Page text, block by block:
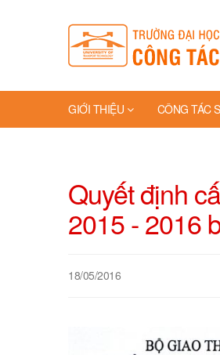
GIỚI THIỆU CÔNG TÁC
Quyết định
2015 - 2016
18/05/2016